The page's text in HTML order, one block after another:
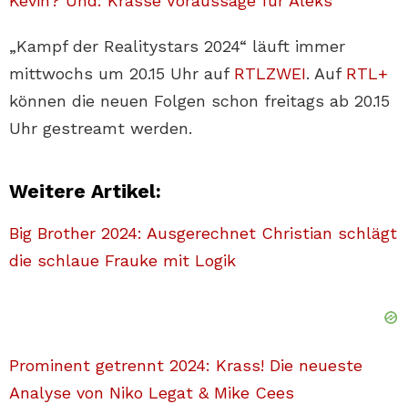
„Kampf der Realitystars 2024“ läuft immer
mittwochs um 20.15 Uhr auf RTLZWEI. Auf RTL+
können die neuen Folgen schon freitags ab 20.15
Uhr gestreamt werden.
Weitere Artikel:
Big Brother 2024: Ausgerechnet Christian schlägt
die schlaue Frauke mit Logik
Prominent getrennt 2024: Krass! Die neueste
Analyse von Niko Legat & Mike Cees